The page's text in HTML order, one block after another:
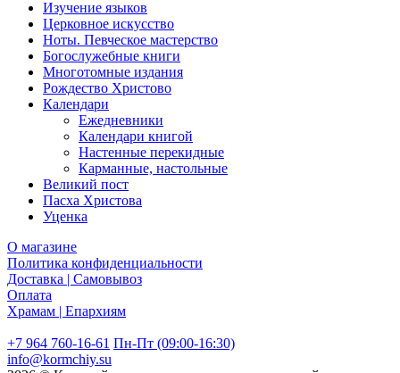
Изучение языков
Церковное искусство
Ноты. Певческое мастерство
Богослужебные книги
Многотомные издания
Рождество Христово
Календари
Ежедневники
Календари книгой
Настенные перекидные
Карманные, настольные
Великий пост
Пасха Христова
Уценка
О магазине
Политика конфиденциальности
Доставка | Самовывоз
Оплата
Храмам | Епархиям
+7 964 760-16-61 Пн-Пт (09:00-16:30)
info@kormchiy.su